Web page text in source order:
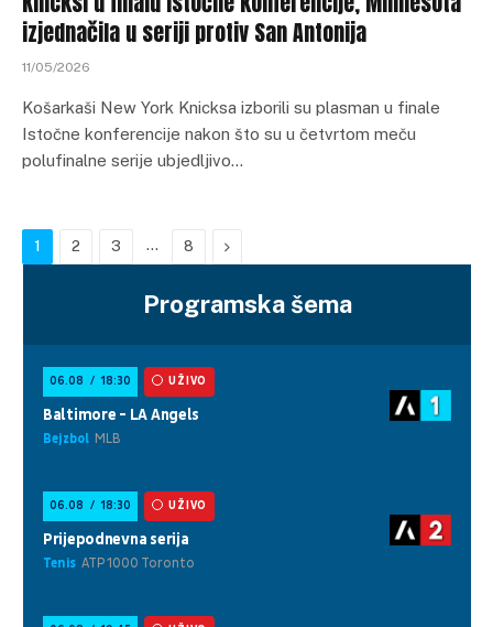
izjednačila u seriji protiv San Antonija
11/05/2026
Košarkaši New York Knicksa izborili su plasman u finale
Istočne konferencije nakon što su u četvrtom meču
polufinalne serije ubjedljivo…
1 2 3 … 8 Next
Programska šema